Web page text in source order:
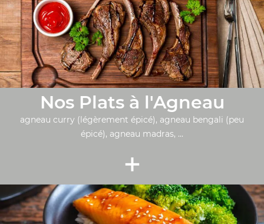
Nos Plats à l'Agneau
agneau curry (légèrement épicé), agneau bengali (peu
épicé), agneau madras, ...
+